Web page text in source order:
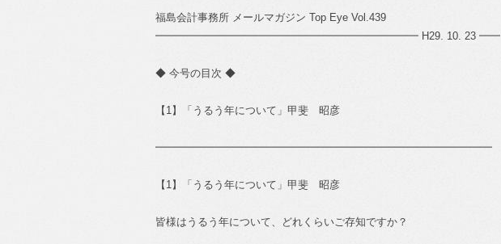
福島会計事務所 メールマガジン Top Eye Vol.439
━━━━━━━━━━━━━━━━━━━━━━━━━ H29. 10. 23 ━━
◆ 今号の目次 ◆
【1】「うるう年について」甲斐 昭彦
━━━━━━━━━━━━━━━━━━━━━━━━━━━━━━━━
【1】「うるう年について」甲斐 昭彦
皆様はうるう年について、どれくらいご存知ですか？